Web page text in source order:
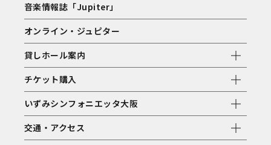
音楽情報誌「Jupiter」
オンライン・ジュピター
貸しホール案内
チケット購入
いずみシンフォニエッタ大阪
交通・アクセス